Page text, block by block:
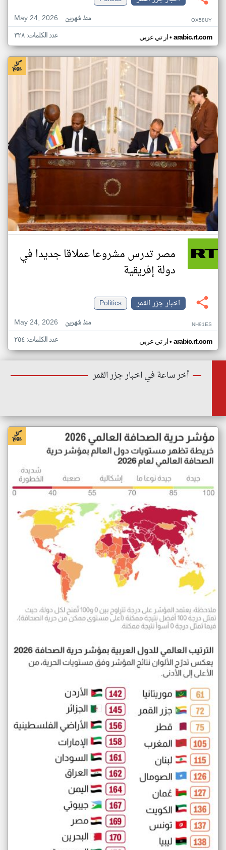
May 24, 2026
منذ شهرين OX58UY
ار تي عربي• arabic.rt.com عدد الكلمات: ٣٢٨
مصر تدرس مشروعا عملاقا جديدا في
دولة إفريقية
اخبار جزر القمر
Politics
May 24, 2026
منذ شهرين NH91ES
ار تي عربي• arabic.rt.com عدد الكلمات: ٢٥٤
أخر ساعة في اخبار جزر القمر